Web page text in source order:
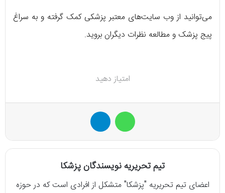
می‌توانید از وب سایت‌های معتبر پزشکی کمک گرفته و به سراغ
پیج پزشک و مطالعه نظرات دیگران بروید.
امتیاز دهید
واتس آپ
تیم تحریریه نویسندگان پزشکا
اعضای تیم تحریریه "پزشکا" متشکل از افرادی است که در حوزه